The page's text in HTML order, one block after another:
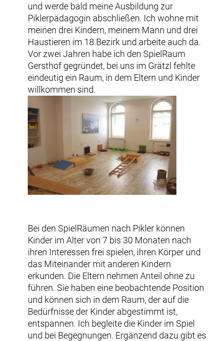
und werde bald meine Ausbildung zur
Piklerpädagogin abschließen. Ich wohne mit
meinen drei Kindern, meinem Mann und drei
Haustieren im 18.Bezirk und arbeite auch da.
Vor zwei Jahren habe ich den SpielRaum
Gersthof gegründet, bei uns im Grätzl fehlte
eindeutig ein Raum, in dem Eltern und Kinder
willkommen sind.
Bei den SpielRäumen nach Pikler können
Kinder im Alter von 7 bis 30 Monaten nach
ihren Interessen frei spielen, ihren Körper und
das Miteinander mit anderen Kindern
erkunden. Die Eltern nehmen Anteil ohne zu
führen. Sie haben eine beobachtende Position
und können sich in dem Raum, der auf die
Bedürfnisse der Kinder abgestimmt ist,
entspannen. Ich begleite die Kinder im Spiel
und bei Begegnungen. Ergänzend dazu gibt es